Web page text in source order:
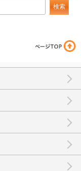
検索